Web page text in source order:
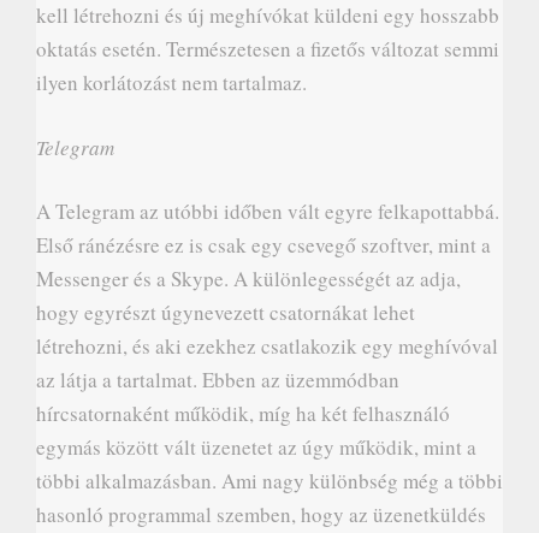
kell létrehozni és új meghívókat küldeni egy hosszabb
oktatás esetén. Természetesen a fizetős változat semmi
ilyen korlátozást nem tartalmaz.
Telegram
A Telegram az utóbbi időben vált egyre felkapottabbá.
Első ránézésre ez is csak egy csevegő szoftver, mint a
Messenger és a Skype. A különlegességét az adja,
hogy egyrészt úgynevezett csatornákat lehet
létrehozni, és aki ezekhez csatlakozik egy meghívóval
az látja a tartalmat. Ebben az üzemmódban
hírcsatornaként működik, míg ha két felhasználó
egymás között vált üzenetet az úgy működik, mint a
többi alkalmazásban. Ami nagy különbség még a többi
hasonló programmal szemben, hogy az üzenetküldés